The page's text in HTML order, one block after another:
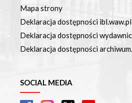
Mapa strony
Deklaracja dostępności ibl.waw.pl
Deklaracja dostępności
Deklaracja dostępności
SOCIAL MEDIA